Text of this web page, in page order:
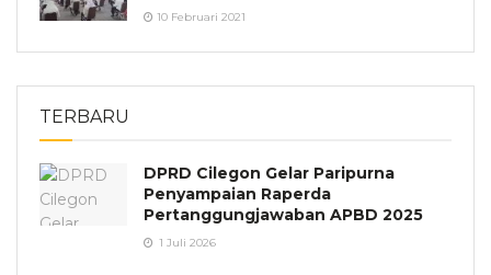
10 Februari 2021
TERBARU
DPRD Cilegon Gelar Paripurna
Penyampaian Raperda
Pertanggungjawaban APBD 2025
1 Juli 2026